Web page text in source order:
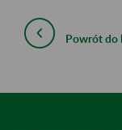
Powrót do